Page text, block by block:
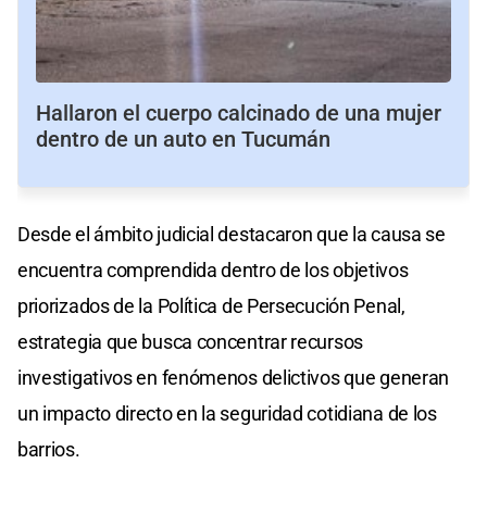
Hallaron el cuerpo calcinado de una mujer
dentro de un auto en Tucumán
Desde el ámbito judicial destacaron que la causa se
encuentra comprendida dentro de los objetivos
priorizados de la Política de Persecución Penal,
estrategia que busca concentrar recursos
investigativos en fenómenos delictivos que generan
un impacto directo en la seguridad cotidiana de los
barrios.